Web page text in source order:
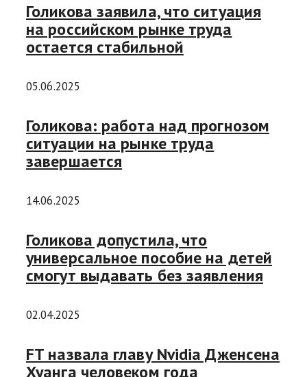
Голикова заявила, что ситуация
на российском рынке труда
остается стабильной
05.06.2025
Голикова: работа над прогнозом
ситуации на рынке труда
завершается
14.06.2025
Голикова допустила, что
универсальное пособие на детей
смогут выдавать без заявления
02.04.2025
FT назвала главу Nvidia Дженсена
Хуанга человеком года